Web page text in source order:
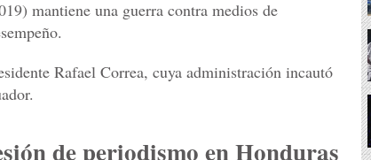
mantiene una guerra contra medios de
Rafael Correa, cuya administración incautó
de periodismo en Honduras